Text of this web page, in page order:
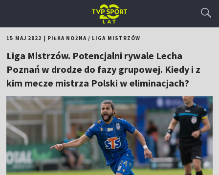
15 MAJ 2022 PIŁKA NOŻNA/ LIGA MISTRZÓW
Liga Mistrzów. Potencjalni rywale Lecha
Poznań w drodze do fazy grupowej. Kiedy i z
kim mecze mistrza Polski w eliminacjach?